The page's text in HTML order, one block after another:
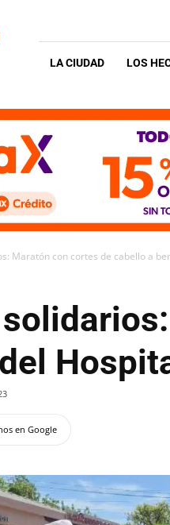
LA CIUDAD LOS
Maratón con cortes de cabello a
en Google